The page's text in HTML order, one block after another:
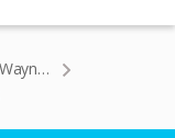
Teologjia Sistematike nga Wayne Grudem